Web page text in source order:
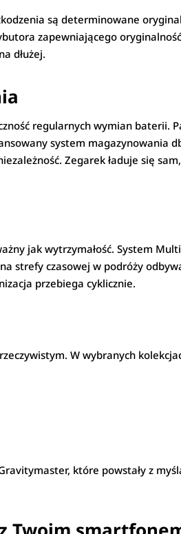
są determinowane
zapewniającego
dłużej.
regularnych wymian baterii.
system magazynowania
Zegarek ładuje się
jak wytrzymałość. System
strefy czasowej w podróży
przebiega cyklicznie.
W wybranych
które powstały z